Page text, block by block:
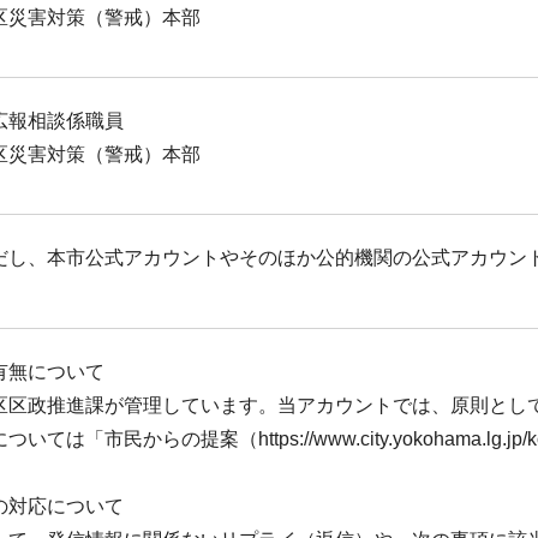
災害対策（警戒）本部
報相談係職員
災害対策（警戒）本部
、本市公式アカウントやそのほか公的機関の公式アカウン
無について
政推進課が管理しています。当アカウントでは、原則と
いては「市民からの提案（https://
対応について